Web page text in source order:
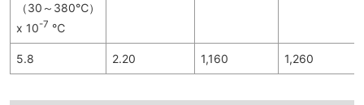
（30～380℃）
x 10-7 ℃
5.8 2.20 1,160 1,260